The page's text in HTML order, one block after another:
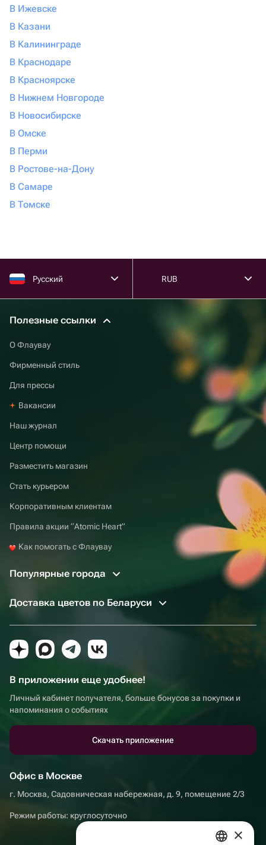
В Ижевске
В Казани
В Калининграде
В Краснодаре
В Красноярске
В Нижнем Новгороде
В Новосибирске
В Омске
В Перми
В Ростове-на-Дону
В Самаре
В Томске
Русский RUB
Полезные ссылки
О Флаувау
Фирменный стиль
Для прессы
Вакансии
Наш журнал
Центр помощи
Разместить магазин
Стать курьером
Корпоративным клиентам
Правила акции “Atomic Heart”
Как помогать с Флаувау
Популярные города
Доставка цветов по Беларуси
В приложении еще удобнее!
Личный кабинет получателя, больше бонусов за покупки и
напоминания о событиях
Скачать приложение
Офис в Москве
г. Москва, Садовническая набережная, д. 9, помещение 2/3
Режим работы: круглосуточно
×